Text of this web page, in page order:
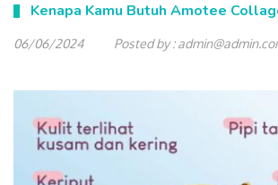
Kenapa Kamu Butuh Amotee
06/06/2024 Posted by :